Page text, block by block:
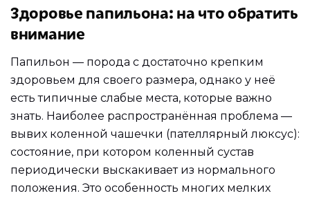
Здоровье папильона: на что обратить
внимание
Папильон — порода с достаточно крепким
здоровьем для своего размера, однако у неё
есть типичные слабые места, которые важно
знать. Наиболее распространённая проблема —
вывих коленной чашечки (пателлярный люксус):
состояние, при котором коленный сустав
периодически выскакивает из нормального
положения. Это особенность многих мелких